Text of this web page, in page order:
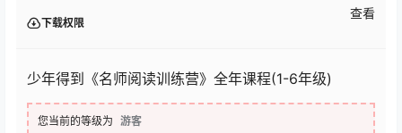
下载权限
查看
少年得到《名师阅读训练营》全年课程(1-6年级)
您当前的等级为 游客